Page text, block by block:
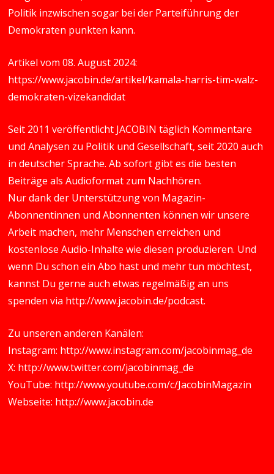
Politik inzwischen sogar bei der Parteiführung der
Demokraten punkten kann.
Artikel vom 08. August 2024:
https://www.jacobin.de/artikel/kamala-harris-tim-walz-
demokraten-vizekandidat
Seit 2011 veröffentlicht JACOBIN täglich Kommentare
und Analysen zu Politik und Gesellschaft, seit 2020 auch
in deutscher Sprache. Ab sofort gibt es die besten
Beiträge als Audioformat zum Nachhören.
Nur dank der Unterstützung von Magazin-
Abonnentinnen und Abonnenten können wir unsere
Arbeit machen, mehr Menschen erreichen und
kostenlose Audio-Inhalte wie diesen produzieren. Und
wenn Du schon ein Abo hast und mehr tun möchtest,
kannst Du gerne auch etwas regelmäßig an uns
spenden via http://www.jacobin.de/podcast.
Zu unseren anderen Kanälen:
Instagram: http://www.instagram.com/jacobinmag_de
X: http://www.twitter.com/jacobinmag_de
YouTube: http://www.youtube.com/c/JacobinMagazin
Webseite: http://www.jacobin.de